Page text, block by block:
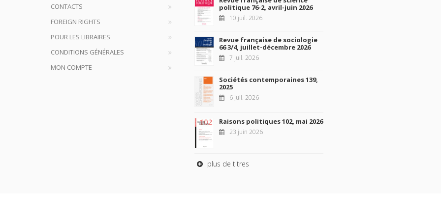
CONTACTS
FOREIGN RIGHTS
POUR LES LIBRAIRES
CONDITIONS GÉNÉRALES
MON COMPTE
politique 76-2, avril-juin 2026
10 juil. 2026
Revue française de sociologie
66 3/4, juillet-décembre 2026
7 juil. 2026
Sociétés contemporaines 139,
2025
6 juil. 2026
Raisons politiques 102, mai 2026
23 juin 2026
plus de titres